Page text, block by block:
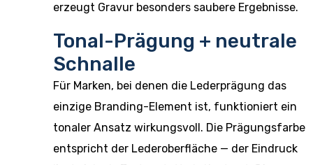
erzeugt Gravur besonders saubere Ergebnisse.
Tonal-Prägung + neutrale
Schnalle
Für Marken, bei denen die Lederprägung das
einzige Branding-Element ist, funktioniert ein
tonaler Ansatz wirkungsvoll. Die Prägungsfarbe
entspricht der Lederoberfläche — der Eindruck